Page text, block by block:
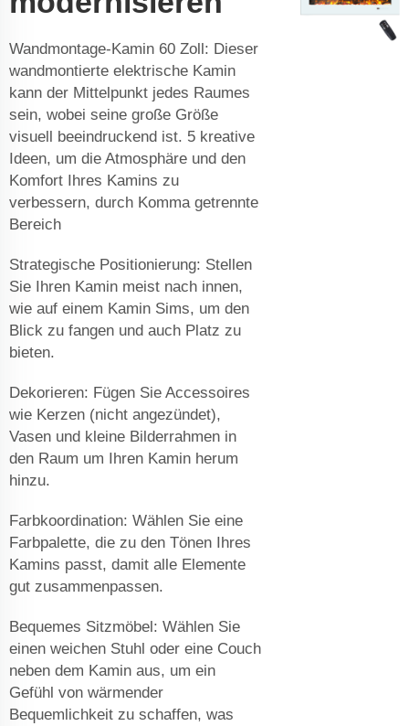
Wandmontage-Kamin 60 Zoll: Dieser
wandmontierte elektrische Kamin
kann der Mittelpunkt jedes Raumes
sein, wobei seine große Größe
visuell beeindruckend ist. 5 kreative
Ideen, um die Atmosphäre und den
Komfort Ihres Kamins zu
verbessern, durch Komma getrennte
Bereich
Strategische Positionierung: Stellen
Sie Ihren Kamin meist nach innen,
wie auf einem Kamin Sims, um den
Blick zu fangen und auch Platz zu
bieten.
Dekorieren: Fügen Sie Accessoires
wie Kerzen (nicht angezündet),
Vasen und kleine Bilderrahmen in
den Raum um Ihren Kamin herum
hinzu.
Farbkoordination: Wählen Sie eine
Farbpalette, die zu den Tönen Ihres
Kamins passt, damit alle Elemente
gut zusammenpassen.
Bequemes Sitzmöbel: Wählen Sie
einen weichen Stuhl oder eine Couch
neben dem Kamin aus, um ein
Gefühl von wärmender
Bequemlichkeit zu schaffen, was